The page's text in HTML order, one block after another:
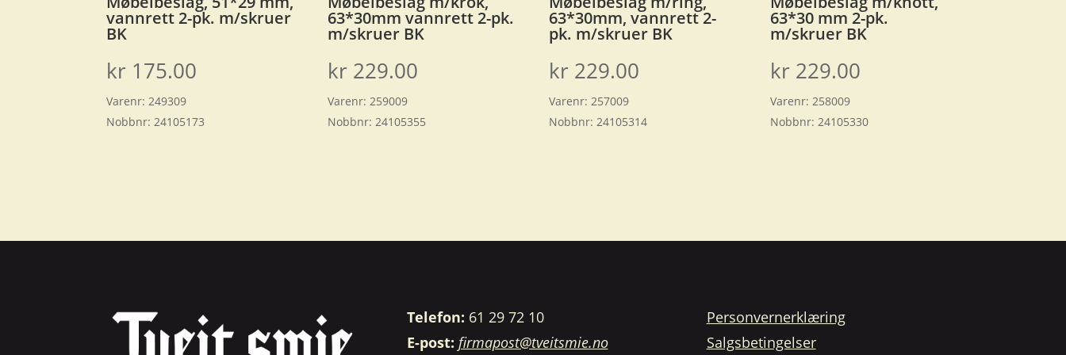
vannrett 2-pk. m/skruer
BK
kr 175.00
Varenr:249309
Nobbnr:24105173
63*30mm vannrett 2-pk.
m/skruer BK
kr 229.00
Varenr:259009
Nobbnr:24105355
63*30mm, vannrett 2-
pk. m/skruer BK
kr 229.00
Varenr:257009
Nobbnr:24105314
63*30 mm 2-pk.
m/skruer BK
kr 229.00
Varenr:258009
Nobbnr:24105330
Telefon: 61 29 72 10
E-post: firmapost@tveitsmie.no
Personvernerklæring
Salgsbetingelser